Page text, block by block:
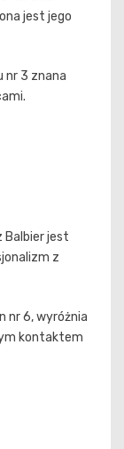
jest jego
nr 3 znana
Balbier jest
z
nr 6, wyróżnia
kontaktem